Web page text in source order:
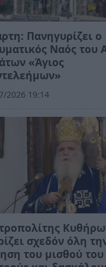
Πανηγυρίζει ο
Ναός του
«Άγιος
2026 19:14
σχεδόν όλη
του μισθού του